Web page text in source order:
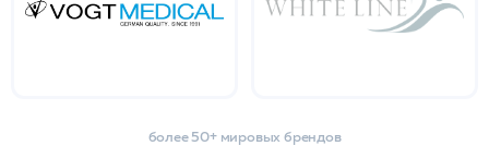
более 50+ мировых брендов